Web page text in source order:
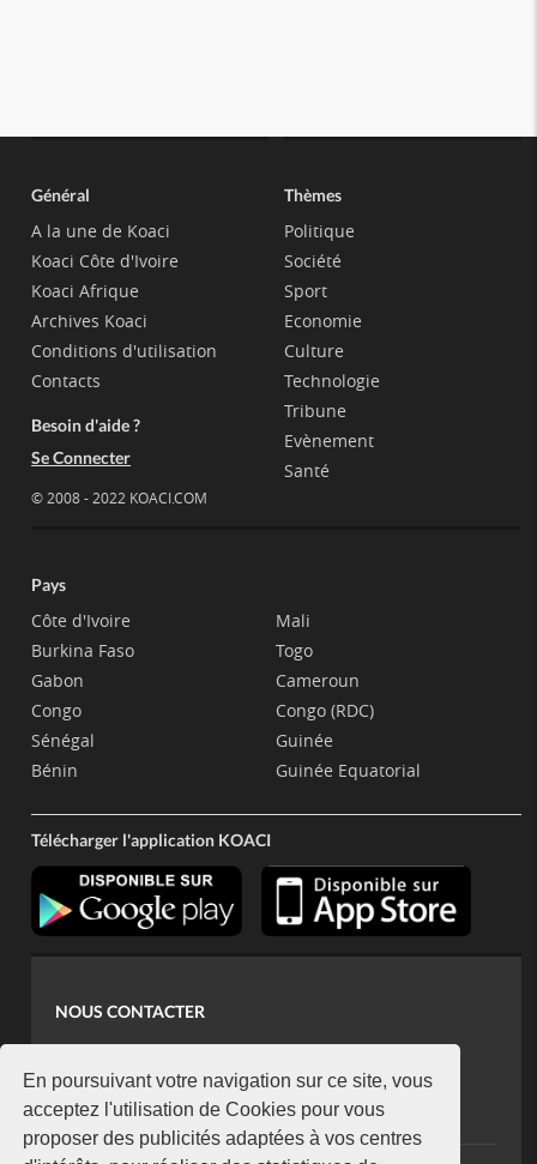
En poursuivant votre navigation sur ce site, vous
acceptez l'utilisation de Cookies pour vous
proposer des publicités adaptées à vos centres
Général
A la une de Koaci
Koaci Côte d'Ivoire
Koaci Afrique
Archives Koaci
Conditions d'utilisation
Contacts
Besoin d'aide ?
Se Connecter
© 2008 - 2022 KOACI.COM
Thèmes
Politique
Société
Sport
Economie
Culture
Technologie
Tribune
Evènement
Santé
Pays
Côte d'Ivoire
Burkina Faso
Gabon
Congo
Sénégal
Bénin
Mali
Togo
Cameroun
Congo (RDC)
Guinée
Guinée Equatorial
Télécharger l'application KOACI
NOUS CONTACTER
koaci@yahoo.fr
+225 07 08 85 52 93